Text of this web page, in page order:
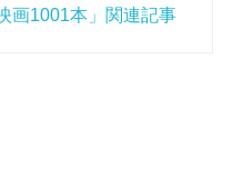
画1001本」関連記事